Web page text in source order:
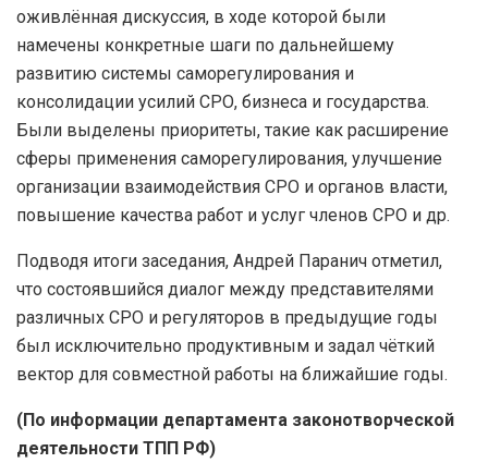
оживлённая дискуссия, в ходе которой были
намечены конкретные шаги по дальнейшему
развитию системы саморегулирования и
консолидации усилий СРО, бизнеса и государства.
Были выделены приоритеты, такие как расширение
сферы применения саморегулирования, улучшение
организации взаимодействия СРО и органов власти,
повышение качества работ и услуг членов СРО и др.
Подводя итоги заседания, Андрей Паранич отметил,
что состоявшийся диалог между представителями
различных СРО и регуляторов в предыдущие годы
был исключительно продуктивным и задал чёткий
вектор для совместной работы на ближайшие годы.
(По информации департамента законотворческой
деятельности ТПП РФ)